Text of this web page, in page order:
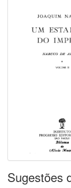
Sugestões